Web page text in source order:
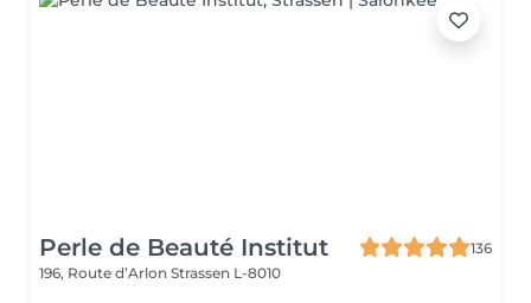
Perle de Beauté Institut
136
196, Route d’Arlon Strassen L-8010